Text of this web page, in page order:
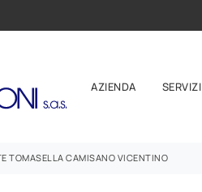
AZIENDA SERVIZI
TOMASELLA CAMISANO VICENTINO